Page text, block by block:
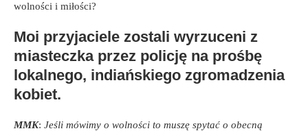
wolności i miłości?
Moi przyjaciele zostali wyrzuceni z
miasteczka przez policję na prośbę
lokalnego, indiańskiego zgromadzenia
kobiet.
MMK: Jeśli mówimy o wolności to muszę spytać o obecną